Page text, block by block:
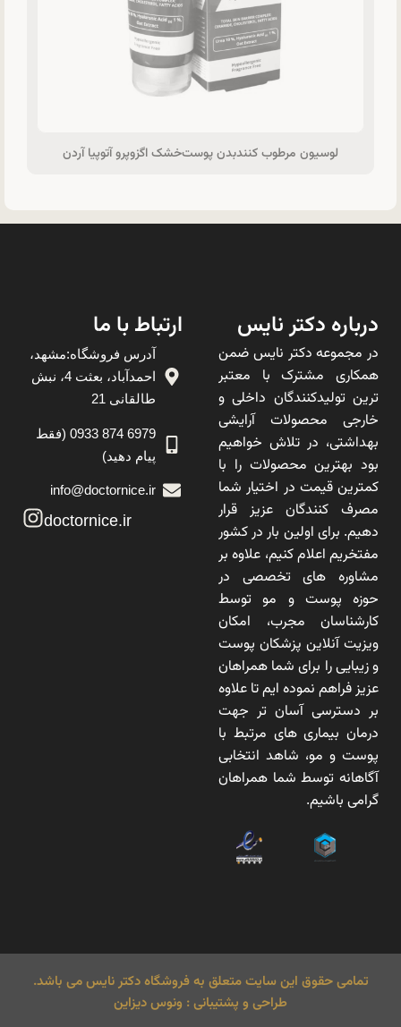
لوسیون مرطوب کنندبدن پوست‌خشک اگزوپرو آتوپیا آردن
درباره دکتر نایس
در مجموعه دکتر نایس ضمن
همکاری مشترک با معتبر
ترین تولیدکنندگان داخلی و
خارجی محصولات آرایشی
بهداشتی، در تلاش خواهیم
بود بهترین محصولات را با
کمترین قیمت در اختیار شما
مصرف کنندگان عزیز قرار
دهیم. برای اولین بار در کشور
مفتخریم اعلام کنیم، علاوه بر
مشاوره های تخصصی در
حوزه پوست و مو توسط
کارشناسان مجرب، امکان
ویزیت آنلاین پزشکان پوست
و زیبایی را برای شما همراهان
عزیز فراهم نموده ایم تا علاوه
بر دسترسی آسان تر جهت
درمان بیماری های مرتبط با
پوست و مو، شاهد انتخابی
آگاهانه توسط شما همراهان
گرامی باشیم.
ارتباط با ما
آدرس فروشگاه:مشهد،
احمدآباد، بعثت 4، نبش
طالقانی 21
6979 874 0933 (فقط
پیام دهید)
info@doctornice.ir
doctornice.ir
تمامی حقوق این سایت متعلق به فروشگاه دکتر نایس می باشد.
طراحی و پشتیبانی : ونوس دیزاین